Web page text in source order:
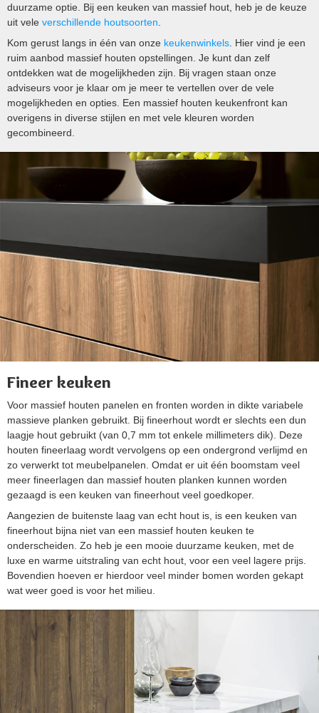
duurzame optie. Bij een keuken van massief hout, heb je de keuze
uit vele verschillende houtsoorten
Kom gerust langs in één van onze keukenwinkels . Hier vind je een
ruim aanbod massief houten opstellingen. Je kunt dan zelf
ontdekken wat de mogelijkheden zijn. Bij vragen staan onze
adviseurs voor je klaar om je meer te vertellen over de vele
mogelijkheden en opties. Een massief houten keukenfront kan
overigens in diverse stijlen en met vele kleuren worden
gecombineerd.
Fineer keuken
Voor massief houten panelen en fronten worden in dikte variabele
massieve planken gebruikt. Bij fineerhout wordt er slechts een dun
laagje hout gebruikt (van 0,7 mm tot enkele millimeters dik). Deze
houten fineerlaag wordt vervolgens op een ondergrond verlijmd en
zo verwerkt tot meubelpanelen. Omdat er uit één boomstam veel
meer fineerlagen dan massief houten planken kunnen worden
gezaagd is een keuken van fineerhout veel goedkoper.
Aangezien de buitenste laag van echt hout is, is een keuken van
fineerhout bijna niet van een massief houten keuken te
onderscheiden. Zo heb je een mooie duurzame keuken, met de
luxe en warme uitstraling van echt hout, voor een veel lagere prijs.
Bovendien hoeven er hierdoor veel minder bomen worden gekapt
wat weer goed is voor het milieu.